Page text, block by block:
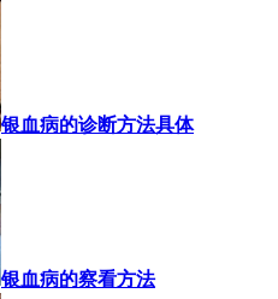
银血病的诊断方法具体
银血病的察看方法